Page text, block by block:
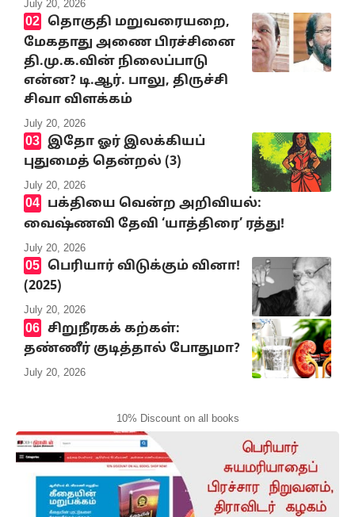
July 20, 2026
தொகுதி மறுவரையறை,
மேகதாது அணை பிரச்சினை
தி.மு.க.வின் நிலைப்பாடு
என்ன? டி.ஆர். பாலு, திருச்சி
சிவா விளக்கம்
July 20, 2026
இதோ ஓர் இலக்கியப்
புதுமைத் தென்றல் (3)
July 20, 2026
பக்தியை வென்ற அறிவியல்:
வைஷ்ணவி தேவி ‘யாத்திரை’ ரத்து!
July 20, 2026
பெரியார் விடுக்கும் வினா!
(2025)
July 20, 2026
சிறுநீரகக் கற்கள்:
தண்ணீர் குடித்தால் போதுமா?
July 20, 2026
10% Discount on all books